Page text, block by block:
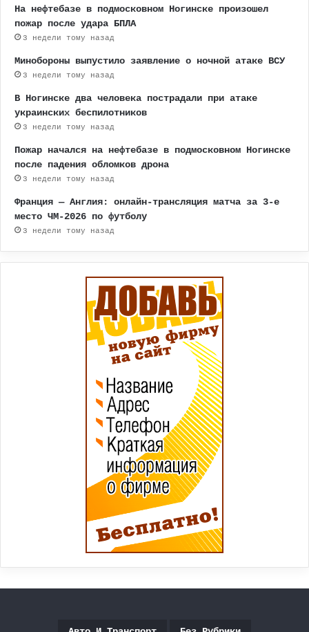
На нефтебазе в подмосковном Ногинске произошел
пожар после удара БПЛА
3 недели тому назад
Минобороны выпустило заявление о ночной атаке ВСУ
3 недели тому назад
В Ногинске два человека пострадали при атаке
украинских беспилотников
3 недели тому назад
Пожар начался на нефтебазе в подмосковном Ногинске
после падения обломков дрона
3 недели тому назад
Франция — Англия: онлайн-трансляция матча за 3-е
место ЧМ-2026 по футболу
3 недели тому назад